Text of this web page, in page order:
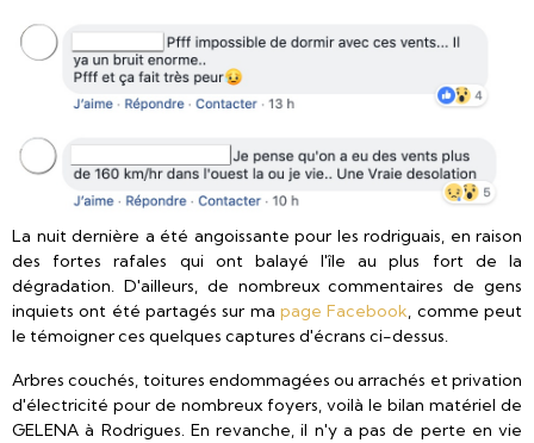
La nuit dernière a été angoissante pour les rodriguais, en raison
des fortes rafales qui ont balayé l'île au plus fort de la
dégradation. D'ailleurs, de nombreux commentaires de gens
inquiets ont été partagés sur ma page Facebook, comme peut
le témoigner ces quelques captures d'écrans ci-dessus.
Arbres couchés, toitures endommagées ou arrachés et privation
d'électricité pour de nombreux foyers, voilà le bilan matériel de
GELENA à Rodrigues. En revanche, il n'y a pas de perte en vie